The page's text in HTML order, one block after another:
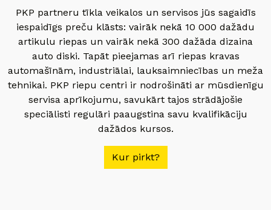
PKP partneru tīkla veikalos un servisos jūs sagaidīs
iespaidīgs preču klāsts: vairāk nekā 10 000 dažādu
artikulu riepas un vairāk nekā 300 dažāda dizaina
auto diski. Tapāt pieejamas arī riepas kravas
automašīnām, industriālai, lauksaimniecības un meža
tehnikai. PKP riepu centri ir nodrošināti ar mūsdienīgu
servisa aprīkojumu, savukārt tajos strādājošie
speciālisti regulāri paaugstina savu kvalifikāciju
dažādos kursos.
Kur pirkt?